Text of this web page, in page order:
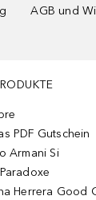
AGB und
PDF Gutschein
Armani Si
Herrera Good